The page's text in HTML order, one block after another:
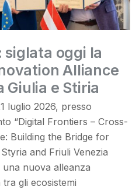
siglata oggi la
Alliance
Giulia e Stiria
luglio 2026, presso
“Digital Frontiers – Cross-
Building the Bridge for
and Friuli Venezia
una nuova alleanza
gli ecosistemi